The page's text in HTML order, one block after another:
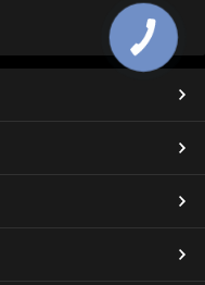
КНОПКА
ЗВ'ЯЗКУ